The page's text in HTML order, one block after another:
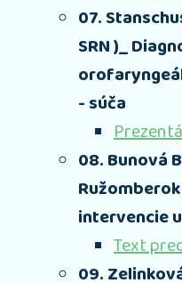
07.
SRN )_
- súča
08. Bunová
intervencie
Text
09.